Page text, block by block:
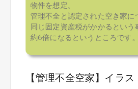
物件を想定。
管理不全と認定された空き家に
同じ固定資産税がかかるという
約6倍になるというところです。
【管理不全空家】イラ